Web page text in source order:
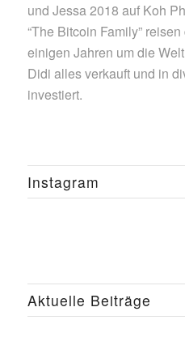
und Jessa 2018 auf Koh
“The Bitcoin Family”
einigen Jahren um die
Didi alles verkauft und in
investiert.
Instagram
Aktuelle Beiträge